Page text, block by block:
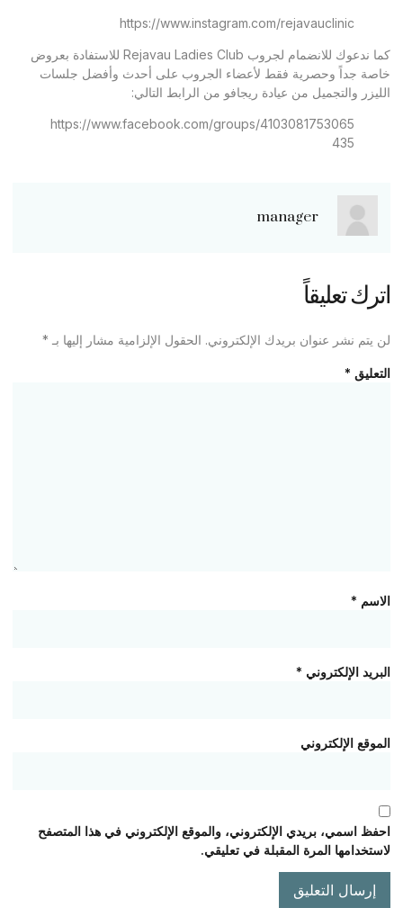
https://www.instagram.com/rejavauclinic
كما ندعوك للانضمام لجروب Rejavau Ladies Club للاستفادة بعروض
خاصة جداً وحصرية فقط لأعضاء الجروب على أحدث وأفضل جلسات
الليزر والتجميل من عيادة ريجافو من الرابط التالي:
https://www.facebook.com/groups/4103081753065
435
manager
اترك تعليقاً
لن يتم نشر عنوان بريدك الإلكتروني. الحقول الإلزامية مشار إليها بـ *
التعليق *
الاسم *
البريد الإلكتروني *
الموقع الإلكتروني
احفظ اسمي، بريدي الإلكتروني، والموقع الإلكتروني في هذا المتصفح
لاستخدامها المرة المقبلة في تعليقي.